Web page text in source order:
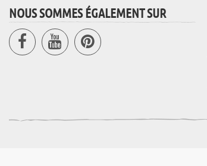
NOUS SOMMES ÉGALEMENT SUR